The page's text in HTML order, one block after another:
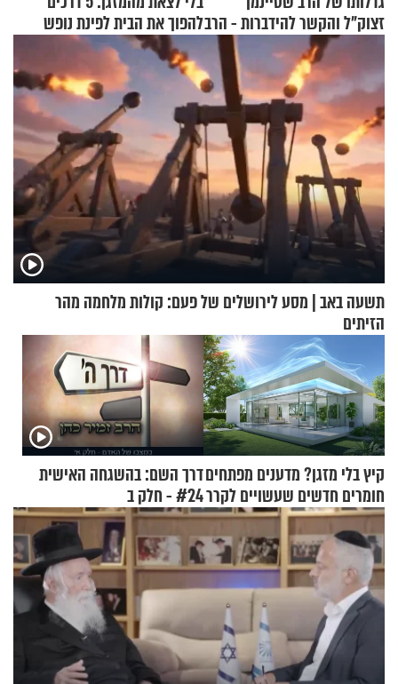
זצוק"ל והקשר להידברות - הרב
זמיר כהן
להפוך את הבית לפינת נופש
מעוצבת
תשעה באב | מסע לירושלים של פעם: קולות מלחמה מהר
הזיתים
קיץ בלי מזגן? מדענים מפתחים
חומרים חדשים שעשויים לקרר
בתים
דרך השם: בהשגחה האישית
#24 - חלק ב